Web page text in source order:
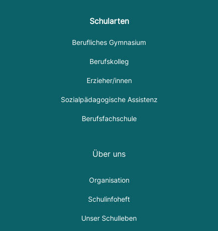
Schularten
Berufliches Gymnasium
Berufskolleg
Erzieher/innen
Sozialpädagogische Assistenz
Berufsfachschule
Über uns
Organisation
Schulinfoheft
Unser Schulleben